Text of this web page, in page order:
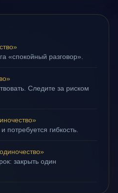
«спокойный разговор».
Следите за риском
гибкость.
закрыть один